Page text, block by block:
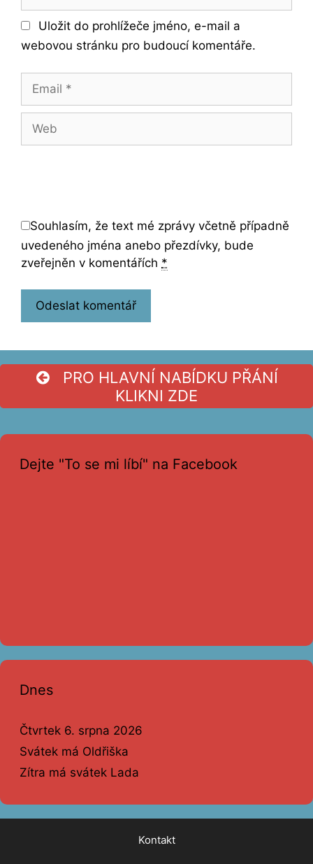
Uložit do prohlížeče jméno, e-mail a
webovou stránku pro budoucí komentáře.
Email
Web
Souhlasím, že text mé zprávy včetně případně
uvedeného jména anebo přezdívky, bude
zveřejněn v komentářích *
PRO HLAVNÍ NABÍDKU PŘÁNÍ
KLIKNI ZDE
Dejte "To se mi líbí" na Facebook
Dnes
Čtvrtek 6. srpna 2026
Svátek má Oldřiška
Zítra má svátek Lada
Kontakt